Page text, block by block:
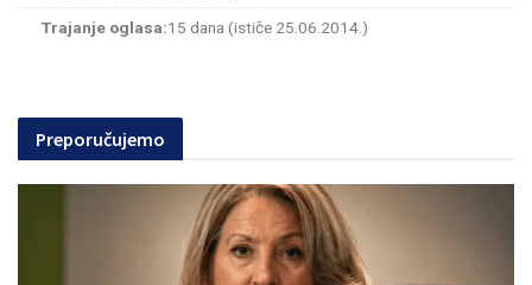
Trajanje oglasa:15 dana (ističe 25.06.2014.)
Preporučujemo